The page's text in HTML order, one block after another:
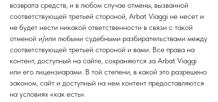
возврата средств, и в любом случае отмены, вызванной
соответствующей третьей стороной, Arbat Viaggi не несет и
не будет нести никакой ответственности в связи с такой
отменой и/или любыми судебными разбирательствами между
соответствующей третьей стороной и вами. Все права на
контент, доступный на сайте, сохраняются за Arbat Viaggi
или его лицензиарами. В той степени, в какой это разрешено
законом, сайт и доступный на нем контент предоставляются
на условиях «как есть».